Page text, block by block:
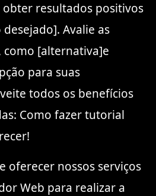
resultados positivos
Avalie as
como [alternativa]e
para suas
todos os benefícios
Como fazer tutorial
oferecer nossos serviços
Web para realizar a